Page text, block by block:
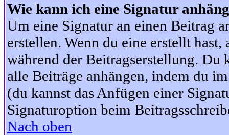
Wie kann ich eine Signatur
Um eine Signatur an einen Beitrag
erstellen. Wenn du eine erstellt
während der Beitragserstellung. Du
alle Beiträge anhängen, indem du
(du kannst das Anfügen einer
Signaturoption beim
Nach oben